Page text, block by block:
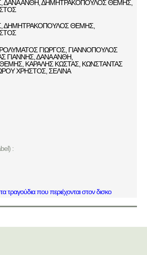
ΔΑΝΑ ΑΝΘΗ ΔΗΜΗΤΡΑΚΟΠΟΥΛΟΣ ΘΕΜΗΣ
ΔΗΜΗΤΡΑΚΟΠΟΥΛΟΣ ΘΕΜΗΣ
ΓΙΩΡΓΟΣ ΓΙΑΝΝΟΠΟΥΛΟΣ
ΓΙΑΝΝΗΣ ΔΑΝΑ ΑΝΘΗ
ΚΑΡΑΛΗΣ ΚΩΣΤΑΣ ΚΩΝΣΤΑΝΤΑΣ
ΧΡΗΣΤΟΣ ΣΕΛΙΝΑ
:
τραγούδια που περιέχονται στον δισκο